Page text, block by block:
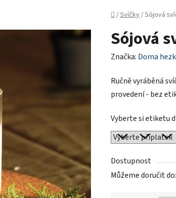
Domů
/Svíčky/Sójová
Sójová
Značka: Doma
Ručně vyráběná
provedení - bez
Vyberte si etiketu
Dostupnost
Můžeme doručit do: